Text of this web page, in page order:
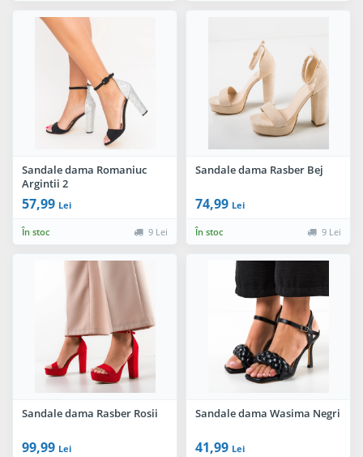
Sandale dama Romaniuc
Argintii 2
57,99 Lei
În stoc 9 Lei
Sandale dama Rasber Bej
74,99 Lei
În stoc 9 Lei
Sandale dama Rasber Rosii
99,99 Lei
Sandale dama Wasima Negri
41,99 Lei